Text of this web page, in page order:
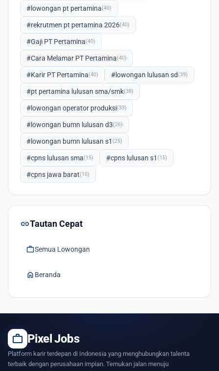
#lowongan pt pertamina(40)
#rekrutmen pt pertamina 2026(40)
#Gaji PT Pertamina(40)
#Cara Melamar PT Pertamina(40)
#Karir PT Pertamina(40) #lowongan lulusan sd(39)
#pt pertamina lulusan sma/smk(38)
#lowongan operator produksi(33)
#lowongan bumn lulusan d3(26)
#lowongan bumn lulusan s1 (25)
#cpns lulusan sma(15) #cpns lulusan s1 (15)
#cpns jawa barat(15)
linkTautan Cepat
workSemua Lowongan
home Beranda
work Pixel Jobs
Platform karir terdepan di Indonesia yang menghubungkan talenta
terbaik dengan perusahaan impian. Temukan jalan menuju